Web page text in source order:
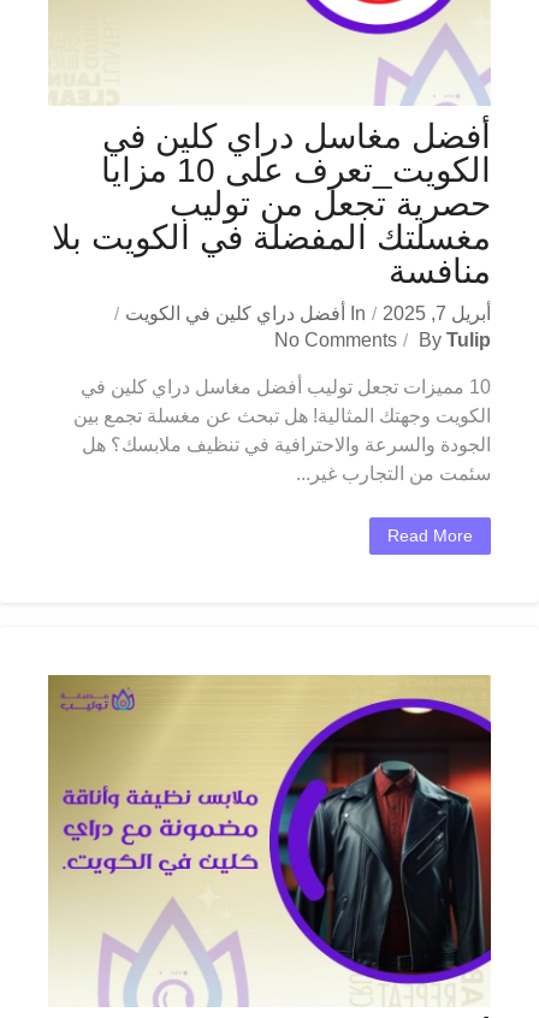
أفضل مغاسل دراي كلين في
الكويت_تعرف على 10 مزايا
حصرية تجعل من توليب
مغسلتك المفضلة في الكويت بلا
منافسة
أبريل 7, 2025 In
أفضل دراي كلين في الكويت
By Tulip
No Comments
10 مميزات تجعل توليب أفضل مغاسل دراي كلين في
الكويت وجهتك المثالية! هل تبحث عن مغسلة تجمع بين
الجودة والسرعة والاحترافية في تنظيف ملابسك؟ هل
سئمت من التجارب غير...
Read More